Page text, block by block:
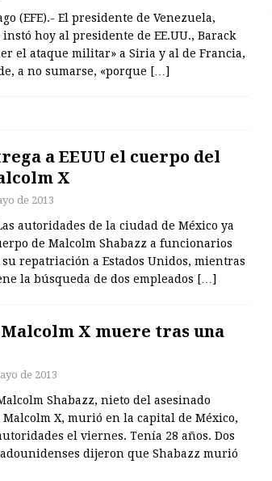
(EFE).- El presidente de Venezuela,
hoy al presidente de EE.UU., Barack
el ataque militar» a Siria y al de Francia,
a no sumarse, «porque […]
a EEUU el cuerpo del
X
de 2013
autoridades de la ciudad de México ya
de Malcolm Shabazz a funcionarios
repatriación a Estados Unidos, mientras
la búsqueda de dos empleados […]
X muere tras una
de 2013
Shabazz, nieto del asesinado
X, murió en la capital de México,
el viernes. Tenía 28 años. Dos
dijeron que Shabazz murió